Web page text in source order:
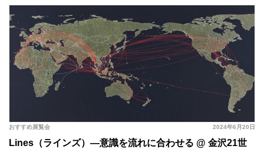
2024年6月20日
おすすめ展覧会
Lines（ラインズ）—意識を流れに合わせる @ 金沢21世